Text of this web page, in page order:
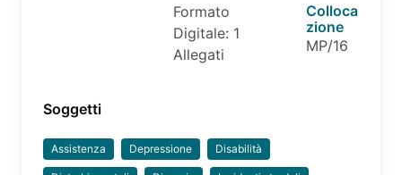
Formato
Digitale: 1
Allegati
Colloca
zione
MP/16
Soggetti
Assistenza Depressione Disabilità